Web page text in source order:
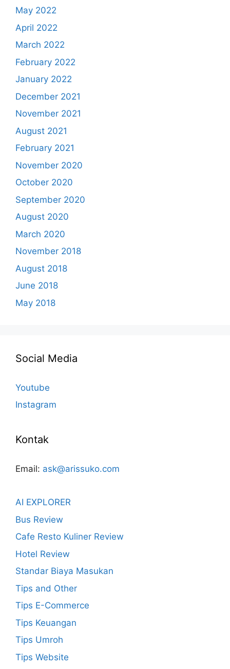
May 2022
April 2022
March 2022
February 2022
January 2022
December 2021
November 2021
August 2021
February 2021
November 2020
October 2020
September 2020
August 2020
March 2020
November 2018
August 2018
June 2018
May 2018
Social Media
Youtube
Instagram
Kontak
Email: ask@arissuko.com
AI EXPLORER
Bus Review
Cafe Resto Kuliner Review
Hotel Review
Standar Biaya Masukan
Tips and Other
Tips E-Commerce
Tips Keuangan
Tips Umroh
Tips Website